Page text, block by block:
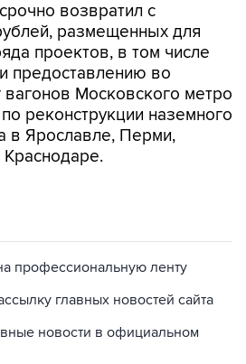
возвратил с
размещенных для
проектов, в том числе
предоставлению во
вагонов Московского метро
реконструкции наземного
в Ярославле, Перми,
профессиональную ленту
главных новостей сайта
новости в официальном